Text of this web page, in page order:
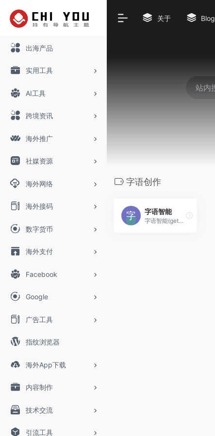
出海产品
实用工具
AI工具
跨境资讯
海外推广
社媒资源
海外网络
海外接码
数字货币
海外支付
Facebook
Google
广告工具
指纹浏览器
海外App下载
内容制作
技术交流
引流工具
关于 Blog
字语创作
字语智能
字语智能(get智能创作）是隶属于字语未来（深圳）智能科技有限公司旗下品牌，公司专注于智能AI写作，智能创作，AI创作领域。国内较早推出智能写作平台，系统成熟稳定，联系热线：18701871104